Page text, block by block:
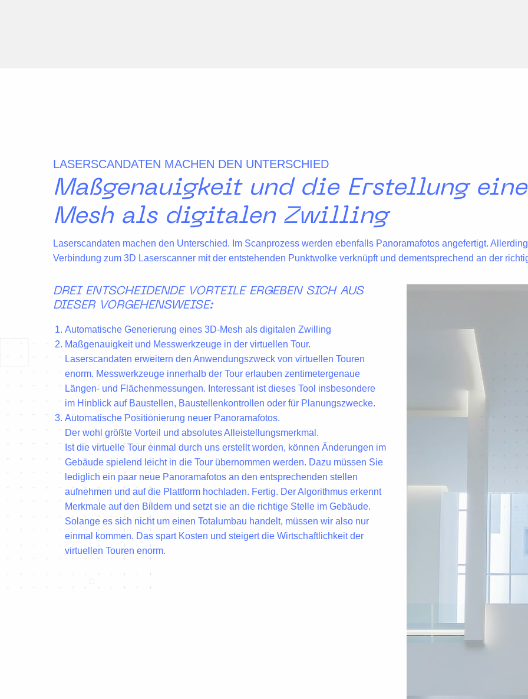
LASERSCANDATEN MACHEN DEN UNTERSCHIED
Maßgenauigkeit und die Erstellung
Mesh als digitalen Zwilling
Laserscandaten machen den Unterschied. Im Scanprozess werden ebenfalls Panoramafotosangefertigt.
Verbindung zum 3D Laserscanner mit der entstehenden Punktwolkeverknüpft und dementsprechend an der
DREI ENTSCHEIDENDE VORTEILE ERGEBEN SICH AUS
DIESER VORGEHENSWEISE:
Automatische Generierung eines 3D-Mesh als digitalen Zwilling
Maßgenauigkeit und Messwerkzeuge in der virtuellen Tour.
Laserscandaten erweitern den Anwendungszweck von virtuellen Touren
enorm. Messwerkzeuge innerhalb der Tour erlauben zentimetergenaue
Längen- und Flächenmessungen. Interessant ist dieses Tool insbesondere
im Hinblick auf Baustellen, Baustellenkontrollen oder für Planungszwecke.
Automatische Positionierung neuer Panoramafotos.
Der wohl größte Vorteil und absolutes Alleistellungsmerkmal.
Ist die virtuelle Tour einmal durch uns erstellt worden, können Änderungen im
Gebäude spielend leicht in die Tour übernommen werden. Dazu müssen Sie
lediglich ein paar neue Panoramafotos an den entsprechenden stellen
aufnehmen und auf die Plattform hochladen. Fertig. Der Algorithmus erkennt
Merkmale auf den Bildern und setzt sie an die richtige Stelle im Gebäude.
Solange es sich nicht um einen Totalumbau handelt, müssen wir also nur
einmal kommen. Das spart Kosten und steigert die Wirtschaftlichkeit der
virtuellen Touren enorm.